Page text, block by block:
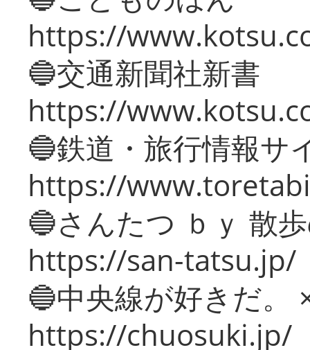
https://
🔵交通新聞社新書
https://
🔵鉄道・旅行情報サ
https://
🔵さんたつ ｂｙ 散
https://san-tatsu.jp/
🔵中央線が好きだ。
https://chuosuki.jp/